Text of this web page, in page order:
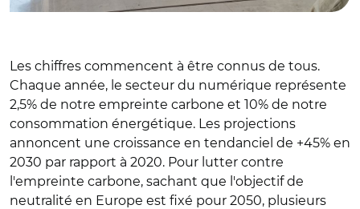
Les chiffres commencent à être connus de tous.
Chaque année, le secteur du numérique représente
2,5% de notre empreinte carbone et 10% de notre
consommation énergétique. Les projections
annoncent une croissance en tendanciel de +45% en
2030 par rapport à 2020. Pour lutter contre
l'empreinte carbone, sachant que l'objectif de
neutralité en Europe est fixé pour 2050, plusieurs